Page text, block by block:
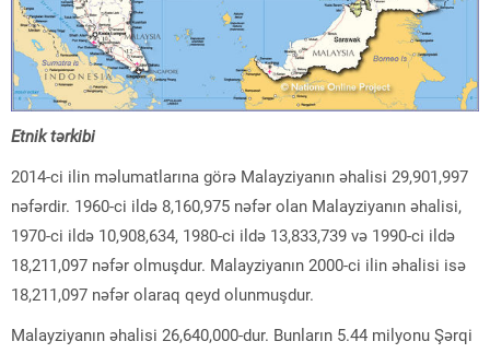
Etnik tərkibi
2014-ci ilin məlumatlarına görə Malayziyanın əhalisi 29,901,997
nəfərdir. 1960-ci ildə 8,160,975 nəfər olan Malayziyanın əhalisi,
1970-ci ildə 10,908,634, 1980-ci ildə 13,833,739 və 1990-ci ildə
18,211,097 nəfər olmuşdur. Malayziyanın 2000-ci ilin əhalisi isə
18,211,097 nəfər olaraq qeyd olunmuşdur.
Malayziyanın əhalisi 26,640,000-dur. Bunların 5.44 milyonu Şərqi